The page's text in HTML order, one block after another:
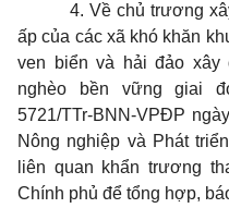
4. Về chủ trương
ấp của các xã khó khăn
ven biển và hải đảo xây
nghèo bền vững giai
5721/TTr-BNN-VPĐP
Nông nghiệp và Phát
liên quan khẩn trương
Chính phủ để tổng hợp,